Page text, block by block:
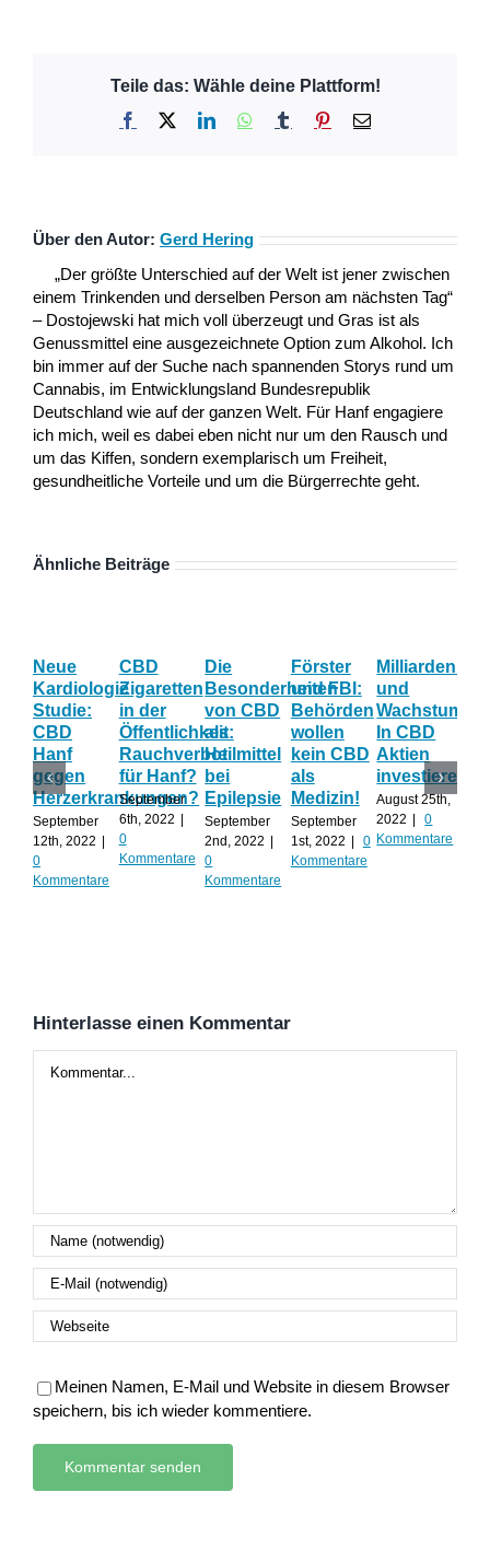
Teile das: Wähle deine Plattform!
Facebook LinkedInWhatsApp
Tumblr Pinterest
E-
Über den Autor: Gerd Hering
„Der größte Unterschied auf der Welt ist jener zwischen
einem Trinkenden und derselben Person am nächsten Tag“
– Dostojewski hat mich voll überzeugt und Gras ist als
Genussmittel eine ausgezeichnete Option zum Alkohol. Ich
bin immer auf der Suche nach spannenden Storys rund um
Cannabis, im Entwicklungsland Bundesrepublik
Deutschland wie auf der ganzen Welt. Für Hanf engagiere
ich mich, weil es dabei eben nicht nur um den Rausch und
um das Kiffen, sondern exemplarisch um Freiheit,
gesundheitliche Vorteile und um die Bürgerrechte geht.
Ähnliche Beiträge
Neue
Kardiologie
Studie:
CBD
Hanf
gegen
Herzerkrankungen?
September
12th, 2022
0
Kommentare
CBD
Zigaretten
in der
Öffentlichkeit:
Rauchverbot
für Hanf?
September
6th, 2022
0
Kommentare
Die
Besonderheiten
von CBD
als
Heilmittel
bei
Epilepsie
September
2nd, 2022
0
Kommentare
Förster
und FBI:
Behörden
wollen
kein CBD
als
Medizin!
September
1st, 2022
0
Kommentare
und
Wachstum:
In CBD
Aktien
investieren?
August 25th,
2022
0
Kommentare
Hinterlasse einen Kommentar
Meinen Namen, E-Mail und Website in diesem Browser
speichern, bis ich wieder kommentiere.